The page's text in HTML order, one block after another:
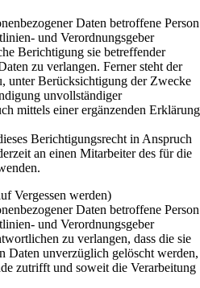
Daten betroffene Person
und Verordnungsgeber
Berichtigung sie betreffender
zu verlangen. Ferner steht der
unter Berücksichtigung der Zwecke
unvollständiger
mittels einer ergänzenden Erklärung
Berichtigungsrecht in Anspruch
an einen Mitarbeiter des für die
Vergessen werden)
Daten betroffene Person
und Verordnungsgeber
zu verlangen, dass die sie
Daten unverzüglich gelöscht werden,
zutrifft und soweit die Verarbeitung